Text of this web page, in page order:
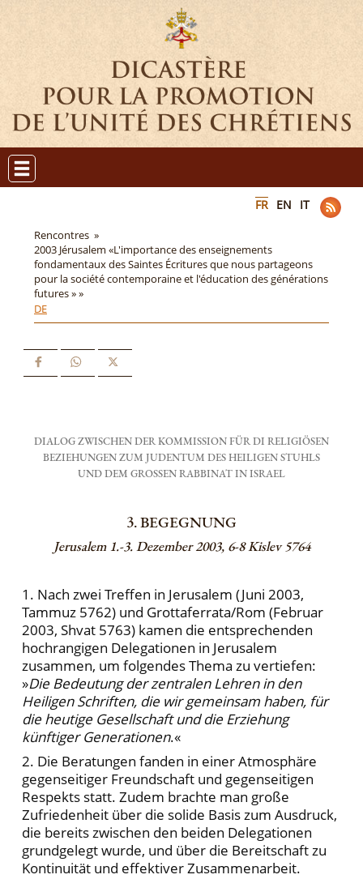
FR EN IT
Rencontres »
2003 Jérusalem «L'importance des enseignements
fondamentaux des Saintes Écritures que nous partageons
pour la société contemporaine et l'éducation des générations
futures » »
DE
DIALOG ZWISCHEN DER KOMMISSION FÜR DI RELIGIÖSEN
BEZIEHUNGEN ZUM JUDENTUM DES HEILIGEN STUHLS
UND DEM GROSSEN RABBINAT IN ISRAEL
3. BEGEGNUNG
Jerusalem 1.-3. Dezember 2003, 6-8 Kislev 5764
1. Nach zwei Treffen in Jerusalem (Juni 2003,
Tammuz 5762) und Grottaferrata/Rom (Februar
2003, Shvat 5763) kamen die entsprechenden
hochrangigen Delegationen in Jerusalem
zusammen, um folgendes Thema zu vertiefen:
»Die Bedeutung der zentralen Lehren in den
Heiligen Schriften, die wir gemeinsam haben, für
die heutige Gesellschaft und die Erziehung
künftiger Generationen.«
2. Die Beratungen fanden in einer Atmosphäre
gegenseitiger Freundschaft und gegenseitigen
Respekts statt. Zudem brachte man große
Zufriedenheit über die solide Basis zum Ausdruck,
die bereits zwischen den beiden Delegationen
grundgelegt wurde, und über die Bereitschaft zu
Kontinuität und effektiver Zusammenarbeit.